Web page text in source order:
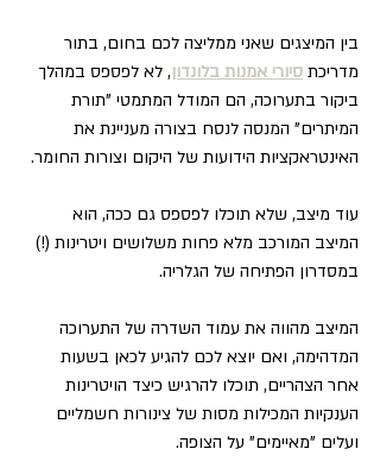
בין המיצגים שאני ממליצה לכם בחום, בתור
מדריכת סיורי אמנות בלונדון, לא לפספס במהלך
ביקור בתערוכה, הם המודל המתמטי "תורת
המיתרים" המנסה לנסח בצורה מעניינת את
האינטראקציות הידועות של היקום וצורות החומר.
עוד מיצב, שלא תוכלו לפספס גם ככה, הוא
המיצב המורכב מלא פחות משלושים ויטרינות (!)
במסדרון הפתיחה של הגלריה.
המיצב מהווה את עמוד השדרה של התערוכה
המדהימה, ואם יוצא לכם להגיע לכאן בשעות
אחר הצהריים, תוכלו להרגיש כיצד הויטרינות
הענקיות המכילות מסות של צינורות חשמליים
ועלים "מאיימים" על הצופה.